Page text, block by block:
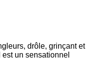
drôle, grinçant et
un sensationnel